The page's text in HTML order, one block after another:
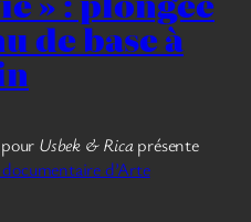
de base à
Usbek & Ricaprésente
d’Arte